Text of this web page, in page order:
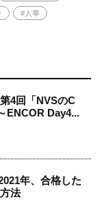
#人事
4回「NVSのC
ENCOR Day4...
年、合格した
法